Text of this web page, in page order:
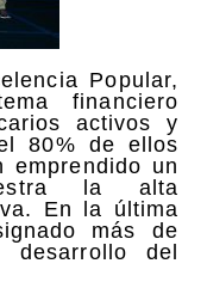
Popular,
financiero
activos y
80% de ellos
emprendido un
la alta
En la última
más de
desarrollo del